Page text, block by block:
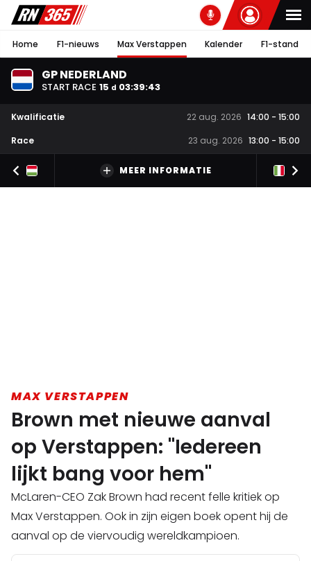
Home F1-nieuws Max Verstappen Kalender F1-stand
GP NEDERLAND
START RACE 15 d 03:39:42
Kwalificatie 22 aug. 2026 14:00 - 15:00
Race
23 aug. 2026 13:00 - 15:00
MEER INFORMATIE
MAX VERSTAPPEN
Brown met nieuwe aanval
op Verstappen: "Iedereen
lijkt bang voor hem"
McLaren-CEO Zak Brown had recent felle kritiek op
Max Verstappen. Ook in zijn eigen boek opent hij de
aanval op de viervoudig wereldkampioen.